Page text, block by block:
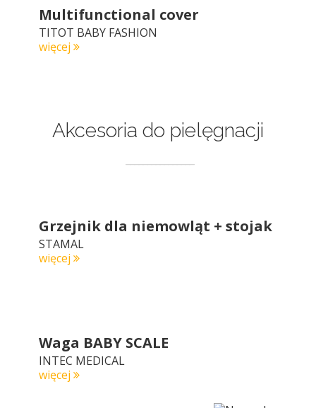
Multifunctional cover
TITOT BABY FASHION
więcej
Akcesoria do pielęgnacji
Grzejnik dla niemowląt + stojak
STAMAL
więcej
Waga BABY SCALE
INTEC MEDICAL
więcej